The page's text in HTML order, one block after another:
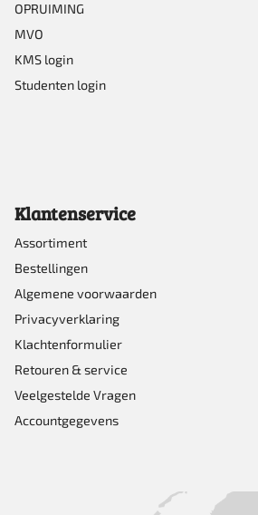
OPRUIMING
MVO
KMS login
Studenten login
Klantenservice
Assortiment
Bestellingen
Algemene voorwaarden
Privacyverklaring
Klachtenformulier
Retouren & service
Veelgestelde Vragen
Accountgegevens